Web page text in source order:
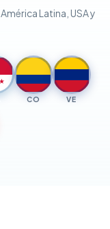
Latina, USA y
★
CO VE